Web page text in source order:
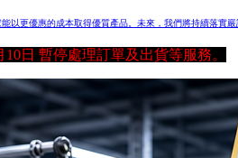
以更優惠的成本取得優質產品。 未來，我們將持續落實
日 暫停處理訂單及出貨等服務。